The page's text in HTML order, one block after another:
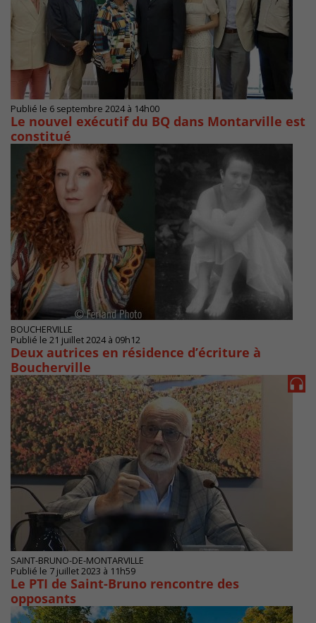
Publié le 6 septembre 2024 à 14h00
Le nouvel exécutif du BQ dans Montarville est
constitué
BOUCHERVILLE
Publié le 21 juillet 2024 à 09h12
Deux autrices en résidence d’écriture à
Boucherville
SAINT-BRUNO-DE-MONTARVILLE
Publié le 7 juillet 2023 à 11h59
Le PTI de Saint-Bruno rencontre des
opposants